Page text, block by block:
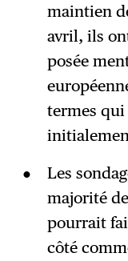
maintien
avril, ils
posée
termes qui
Les
majorité
pourrait
côté